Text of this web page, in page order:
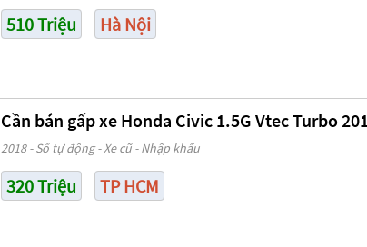
510 Triệu Hà Nội
Cần bán gấp xe Honda Civic 1.5G Vtec Turbo
2018 - Số tự động - Xe cũ - Nhập khẩu
320 Triệu TP HCM